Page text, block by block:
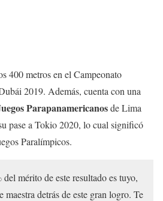
400 metros en el Campeonato
2019. Además, cuenta con una
Parapanamericanosde Lima
pase a Tokio 2020, lo cual significó
Paralímpicos.
mérito de este resultado es tuyo,
maestra detrás de este gran logro. Te